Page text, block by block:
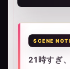
21時すぎ